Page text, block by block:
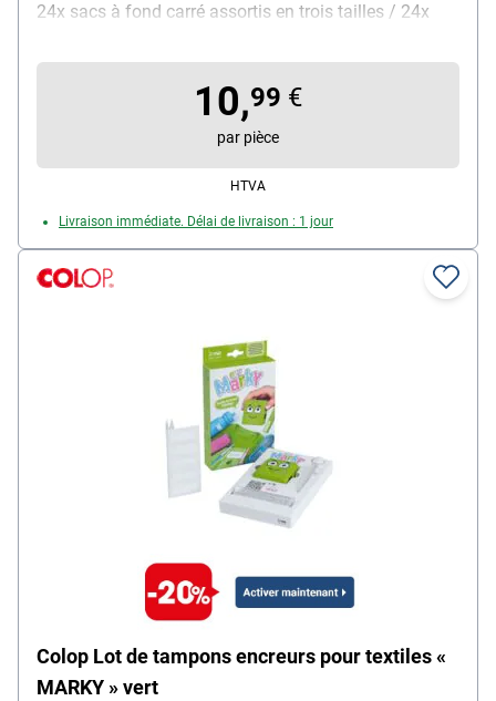
24x sacs à fond carré assortis en trois tailles / 24x
/ 24x clips en bois, contenu de la livraison : 1
10,99 €
par pièce
HTVA
Livraison immédiate. Délai de livraison : 1 jour
Colop Lot de tampons encreurs pour textiles «
MARKY » vert